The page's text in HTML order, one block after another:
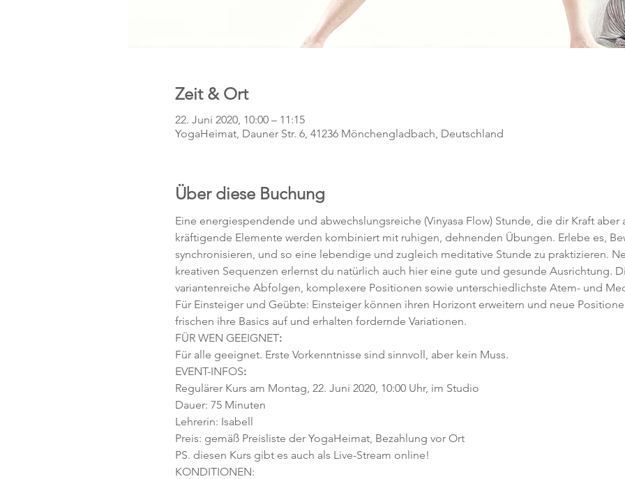
Zeit & Ort
22. Juni 2020, 10:00 – 11:15
YogaHeimat, Dauner Str. 6, 41236 Mönchengladbach, Deutschland
Über diese Buchung
Eine energiespendende und abwechslungsreiche (Vinyasa Flow) Stunde, die dir Kraft aber
kräftigende Elemente werden kombiniert mit ruhigen, dehnenden Übungen. Erlebe es,
synchronisieren, und so eine lebendige und zugleich meditative Stunde zu praktizieren.
kreativen Sequenzen erlernst du natürlich auch hier eine gute und gesunde Ausrichtung.
variantenreiche Abfolgen, komplexere Positionen sowie unterschiedlichste Atem- und
Für Einsteiger und Geübte: Einsteiger können ihren Horizont erweitern und neue
frischen ihre Basics auf und erhalten fordernde Variationen.
FÜR WEN GEEIGNET:
Für alle geeignet. Erste Vorkenntnisse sind sinnvoll, aber kein Muss.
EVENT-INFOS:
Regulärer Kurs am Montag, 22. Juni 2020, 10:00 Uhr, im Studio
Dauer: 75 Minuten
Lehrerin: Isabell
Preis: gemäß Preisliste der YogaHeimat, Bezahlung vor Ort
PS. diesen Kurs gibt es auch als Live-Stream online!
KONDITIONEN: